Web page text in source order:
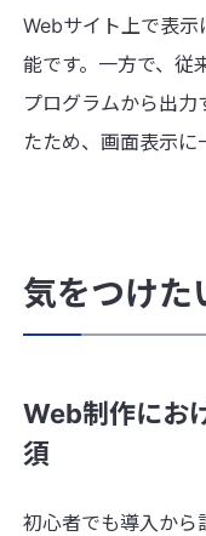
Webサイト上で表
能です。一方で、従
プログラムから出
たため、画面表示に
気をつけた
Web制作にお
須
初心者でも導入から